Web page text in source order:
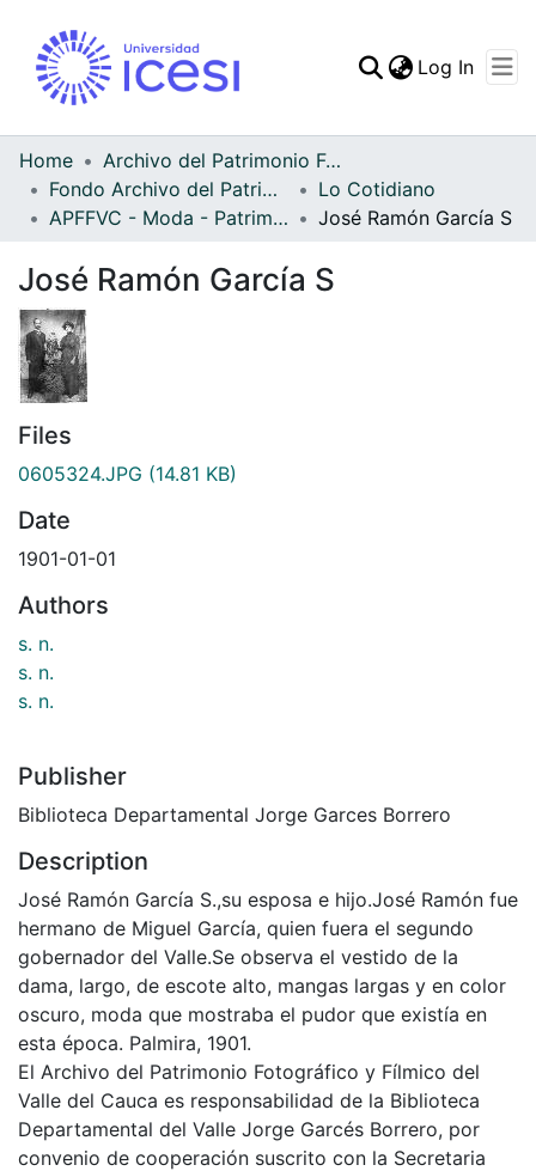
Statistics
Log In
Home
Archivo del Patrimonio Fotográfico y Fílmico del Valle del Cauca
Fondo Archivo del Patrimonio Fotográfico y Fílmico del Valle del Cauca
Lo Cotidiano
APFFVC - Moda - Patrimonial
José Ramón García S
José Ramón García S
Files
0605324.JPG (14.81 KB)
Date
1901-01-01
Authors
s. n.
s. n.
s. n.
Publisher
Biblioteca Departamental Jorge Garces Borrero
Description
José Ramón García S.,su esposa e hijo.José Ramón fue
hermano de Miguel García, quien fuera el segundo
gobernador del Valle.Se observa el vestido de la
dama, largo, de escote alto, mangas largas y en color
oscuro, moda que mostraba el pudor que existía en
esta época. Palmira, 1901.
El Archivo del Patrimonio Fotográfico y Fílmico del
Valle del Cauca es responsabilidad de la Biblioteca
Departamental del Valle Jorge Garcés Borrero, por
convenio de cooperación suscrito con la Secretaria